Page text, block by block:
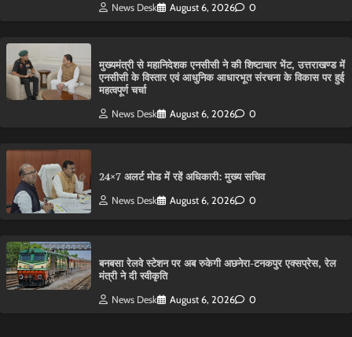
News Desk August 6, 2026 0
मुख्यमंत्री से महानिदेशक एनसीसी ने की शिष्टाचार भेंट, उत्तराखण्ड में
एनसीसी के विस्तार एवं आधुनिक आधारभूत संरचना के विकास पर हुई
महत्वपूर्ण चर्चा
News Desk August 6, 2026 0
24×7 अलर्ट मोड में रहें अधिकारी: मुख्य सचिव
News Desk August 6, 2026 0
बनबसा रेलवे स्टेशन पर अब रुकेगी अछनेरा-टनकपुर एक्सप्रेस, रेल
मंत्री ने दी स्वीकृति
News Desk August 6, 2026 0